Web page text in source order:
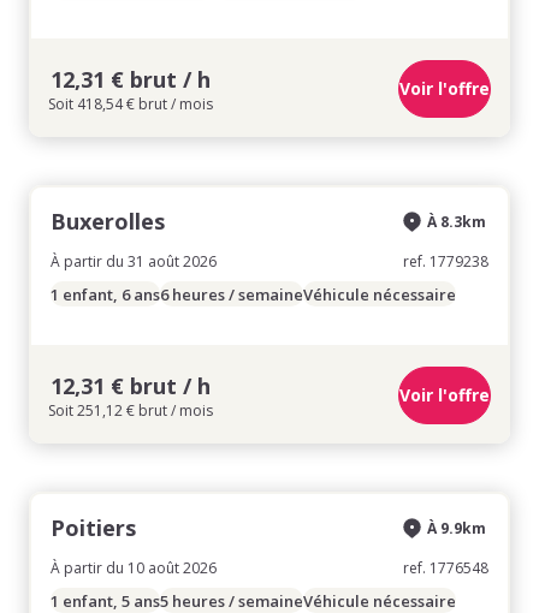
12,31 € brut / h
Soit 418,54 € brut / mois
Voir l'offre
Buxerolles
À partir du 31 août 2026
À 8.3km
ref. 1779238
1 enfant, 6 ans6 heures / semaineVéhicule nécessaire
12,31 € brut / h
Soit 251,12 € brut / mois
Voir l'offre
Poitiers
À partir du 10 août 2026
À 9.9km
ref. 1776548
1 enfant, 5 ans5 heures / semaineVéhicule nécessaire